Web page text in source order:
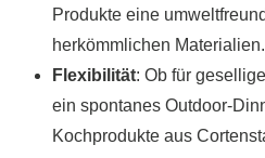
Produkte eine
herkömmlichen Materialien.
Flexibilität: Ob für
ein spontanes Outdoor-
Kochprodukte aus